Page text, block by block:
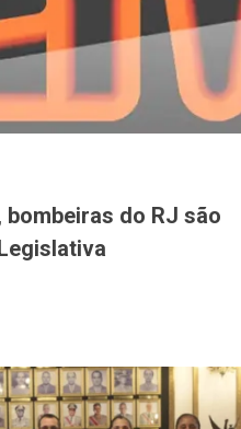
do RJ são